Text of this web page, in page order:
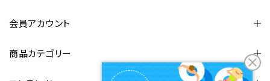
会員アカウント
商品カテゴリー